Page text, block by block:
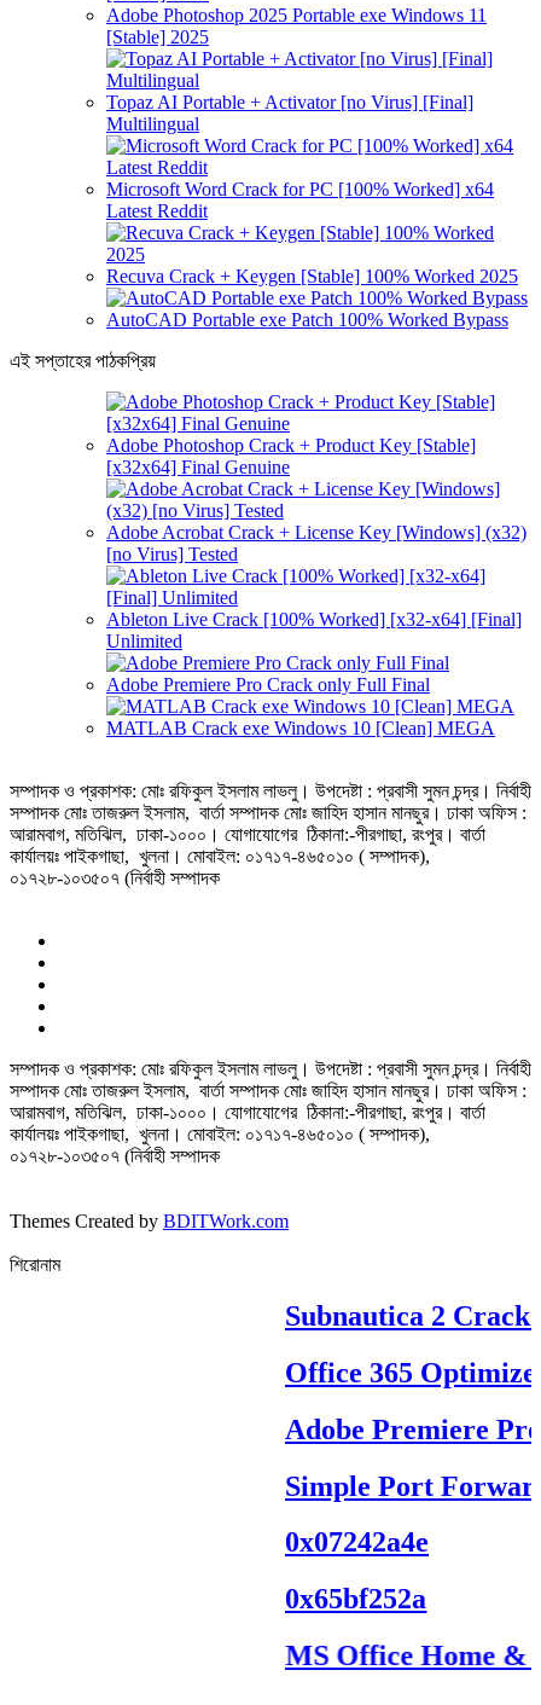
Adobe Photoshop 2025 Portable exe Windows 11
[Stable] 2025
Topaz AI Portable + Activator [no Virus] [Final]
Multilingual
Microsoft Word Crack for PC [100% Worked] x64
Latest Reddit
Recuva Crack + Keygen [Stable] 100% Worked 2025
AutoCAD Portable exe Patch 100% Worked Bypass
এই সপ্তাহের পাঠকপ্রিয়
Adobe Photoshop Crack + Product Key [Stable]
[x32x64] Final Genuine
Adobe Acrobat Crack + License Key [Windows] (x32)
[no Virus] Tested
Ableton Live Crack [100% Worked] [x32-x64] [Final]
Unlimited
Adobe Premiere Pro Crack only Full Final
MATLAB Crack exe Windows 10 [Clean] MEGA
সম্পাদক ও প্রকাশক: মোঃ রফিকুল ইসলাম লাভলু। উপদেষ্টা : প্রবাসী সুমন চন্দ্র। নির্বাহী
সম্পাদক মোঃ তাজরুল‌‌ ইসলাম, বার্তা সম্পাদক মোঃ জাহিদ হাসান মানছুর। ঢাকা অফিস :
আরামবাগ, মতিঝিল, ঢাকা-১০০০। যোগাযোগের ঠিকানা:-পীরগাছা‌, রংপুর। বার্তা
কার্যালয়ঃ পাইকগাছা, খুলনা। মোবাইল: ০১৭১৭-৪৬৫০১০ ( সম্পাদক),
০১৭২৮-১০৩৫০৭ (নির্বাহী সম্পাদক
সম্পাদক ও প্রকাশক: মোঃ রফিকুল ইসলাম লাভলু। উপদেষ্টা : প্রবাসী সুমন চন্দ্র। নির্বাহী
সম্পাদক মোঃ তাজরুল‌‌ ইসলাম, বার্তা সম্পাদক মোঃ জাহিদ হাসান মানছুর। ঢাকা অফিস :
আরামবাগ, মতিঝিল, ঢাকা-১০০০। যোগাযোগের ঠিকানা:-পীরগাছা‌, রংপুর। বার্তা
কার্যালয়ঃ পাইকগাছা, খুলনা। মোবাইল: ০১৭১৭-৪৬৫০১০ ( সম্পাদক),
০১৭২৮-১০৩৫০৭ (নির্বাহী সম্পাদক
Themes Created by BDITWork.com
শিরোনাম
Subnautica 2 Crack
Office 365
Adobe Premiere Pro
Simple Port
0x07242a4e
0x65bf252a
MS Office Home &